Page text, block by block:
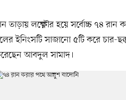
তাড়ায় লক্ষ্ণৌর হয়ে সর্বোচ্চ ৭৪
ইনিংসটি সাজানো ৫টি করে চার-
আবদুল সামাদ।